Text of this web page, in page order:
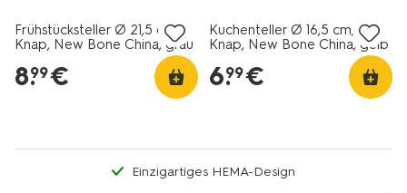
Frühstücksteller Ø 21,5 cm,
Knap, New Bone China, grau
8.
99€
Kuchenteller Ø 16,5 cm,
Knap, New Bone China, gelb
6.
99€
Einzigartiges HEMA-Design